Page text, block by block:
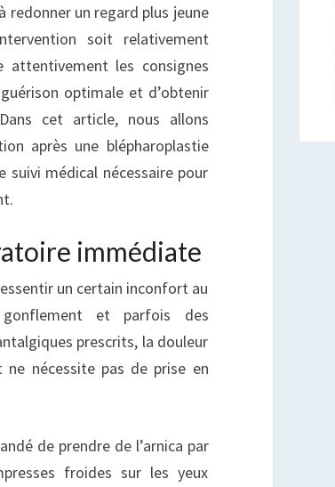
redonner un regard plus jeune
soit relativement
les consignes
optimale et d’obtenir
cet article, nous allons
après une blépharoplastie
suivi médical nécessaire pour
immédiate
un certain inconfort au
et parfois des
prescrits, la douleur
nécessite pas de prise en
de prendre de l’arnica par
froides sur les yeux